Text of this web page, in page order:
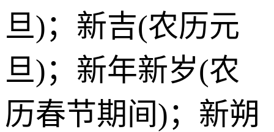
旦)；新吉(农历元
旦)；新年新岁(农
历春节期间)；新朔